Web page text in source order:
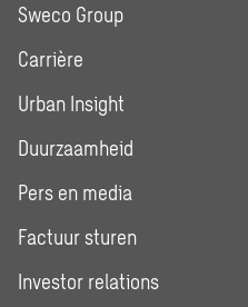
Sweco Group
Carrière
Urban Insight
Duurzaamheid
Pers en media
Factuur sturen
Investor relations